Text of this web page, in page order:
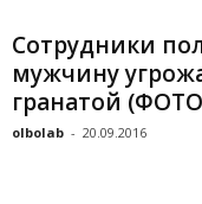
Сотрудники
мужчину
гранатой
olbolab - 20.09.2016